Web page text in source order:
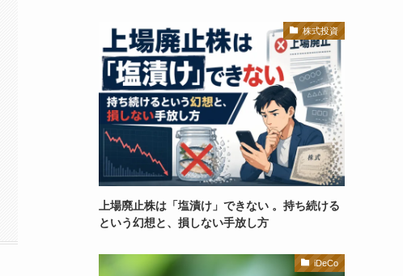
株式投資
上場廃止株は「塩漬け」できない 。持ち続ける
という幻想と、損しない手放し方
iDeCo